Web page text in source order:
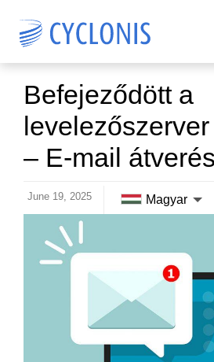
Befejeződött a
– E-mail átverés
June 19, 2025 Magyar